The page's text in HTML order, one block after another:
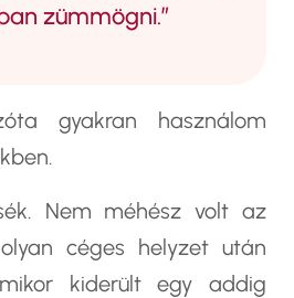
zümmögni.”
gyakran használom
Nem méhész volt az
céges helyzet után
kiderült egy addig